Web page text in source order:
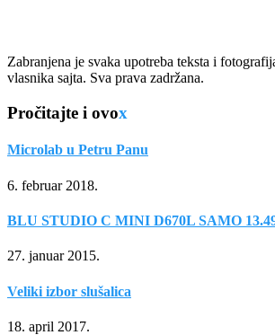
Zabranjena je svaka upotreba teksta i
vlasnika sajta. Sva prava zadržana.
Pročitajte i ovox
Microlab u Petru Panu
6. februar 2018.
BLU STUDIO C MINI D670L SAMO
27. januar 2015.
Veliki izbor slušalica
18. april 2017.